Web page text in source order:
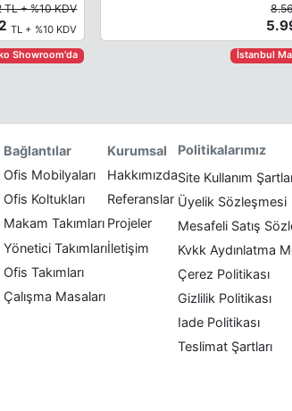
TL + %10 KDV
TL + %10 KDV
Showroom'da İstanbul
Bağlantılar
Ofis Mobilyaları
Ofis Koltukları
Makam Takımları
Yönetici Takımları
Ofis Takımları
Çalışma Masaları
Kurumsal
Hakkımızda
Referanslar
Projeler
İletişim
Politikalarımız
Site Kullanım
Üyelik Sözleşmesi
Mesafeli Satış
Kvkk Aydınlatma
Çerez Politikası
Gizlilik Politikası
Iade Politikası
Teslimat Şartları